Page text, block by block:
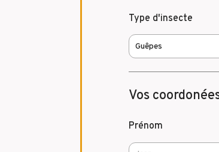
Type d'insecte
Vos
Prénom